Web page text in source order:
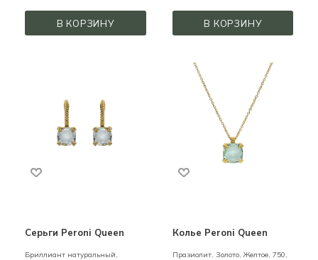
В КОРЗИНУ В КОРЗИНУ
Серьги Peroni Queen
Бриллиант натуральный,
Колье Peroni Queen
Празиолит, Золото, Желтое, 750,